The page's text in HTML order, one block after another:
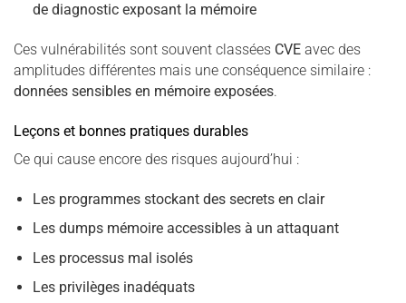
de diagnostic exposant la mémoire
Ces vulnérabilités sont souvent classées CVE avec des
amplitudes différentes mais une conséquence similaire :
données sensibles en mémoire exposées.
Leçons et bonnes pratiques durables
Ce qui cause encore des risques aujourd’hui :
Les programmes stockant des secrets en clair
Les dumps mémoire accessibles à un attaquant
Les processus mal isolés
Les privilèges inadéquats